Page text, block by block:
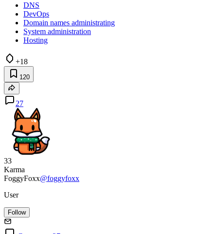
DNS
DevOps
Domain names administrating
System administration
Hosting
+18
120
27
33
Karma
FoggyFoxx@foggyfoxx
User
Follow